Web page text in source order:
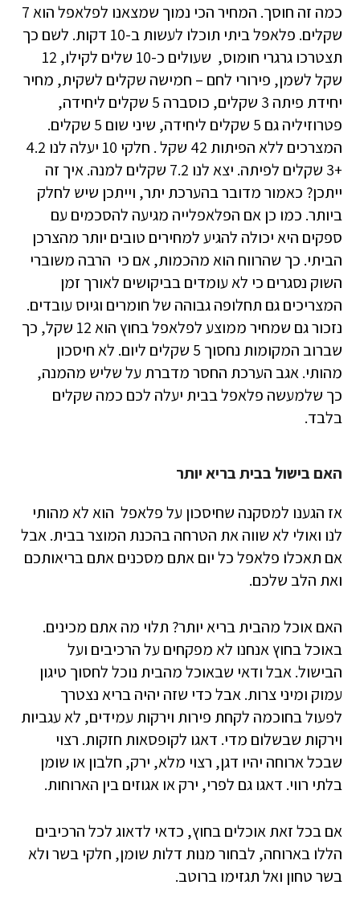
כמה זה חוסך. המחיר הכי נמוך שמצאנו לפלאפל הוא 7
שקלים. פלאפל ביתי תוכלו לעשות ב-10 דקות. לשם כך
תצטרכו גרגרי חומוס, שעולים כ-10 שלים לקילו, 12
שקל לשמן, פירורי לחם – חמישה שקלים לשקית, מחיר
יחידת פיתה 3 שקלים, כוסברה 5 שקלים ליחידה,
פטרוזיליה גם 5 שקלים ליחידה, שיני שום 5 שקלים.
המצרכים ללא הפיתות 42 שקל . חלקי 10 יעלה לנו 4.2
+3 שקלים לפיתה. יצא לנו 7.2 שקלים למנה. איך זה
ייתכן? כאמור מדובר בהערכת יתר, וייתכן שיש לחלק
ביותר. כמו כן אם הפלאפלייה מגיעה להסכמים עם
ספקים היא יכולה להגיע למחירים טובים יותר מהצרכן
הביתי. כך שהרווח הוא מהכמות, אם כי הרבה משוברי
השוק נסגרים כי לא עומדים בביקושים לאורך זמן
המצריכים גם תחלופה גבוהה של חומרים וגיוס עובדים.
נזכור גם שמחיר ממוצע לפלאפל בחוץ הוא 12 שקל, כך
שברוב המקומות נחסוך 5 שקלים ליום. לא חיסכון
מהותי. אגב הערכת החסר מדברת על שליש מהמנה,
כך שלמעשה פלאפל בבית יעלה לכם כמה שקלים
בלבד.
האם בישול בבית בריא יותר
אז הגענו למסקנה שחיסכון על פלאפל הוא לא מהותי
לנו ואולי לא שווה את הטרחה בהכנת המוצר בבית. אבל
אם תאכלו פלאפל כל יום אתם מסכנים אתם בריאותכם
ואת הלב שלכם.
האם אוכל מהבית בריא יותר? תלוי מה אתם מכינים.
באוכל בחוץ אנחנו לא מפקחים על הרכיבים ועל
הבישול. אבל ודאי שבאוכל מהבית נוכל לחסוך טיגון
עמוק ומיני צרות. אבל כדי שזה יהיה בריא נצטרך
לפעול בחוכמה לקחת פירות וירקות עמידים, לא עגביות
וירקות שבשלום מדי. דאגו לקופסאות חזקות. רצוי
שבכל ארוחה יהיו דגן, רצוי מלא, ירק, חלבון או שומן
בלתי רווי. דאגו גם לפרי, ירק או אגוזים בין הארוחות.
אם בכל זאת אוכלים בחוץ, כדאי לדאוג לכל הרכיבים
הללו בארוחה, לבחור מנות דלות שומן, חלקי בשר ולא
בשר טחון ואל תגזימו ברוטב.